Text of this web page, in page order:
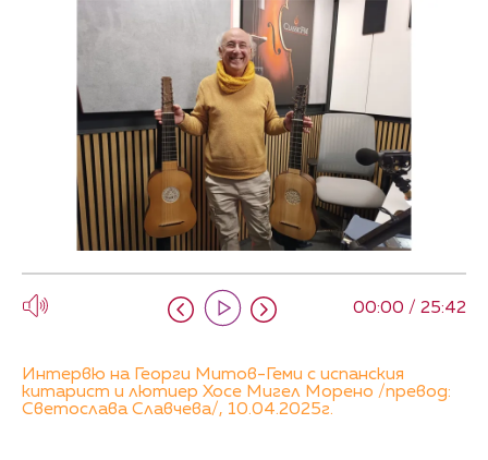
00:00 / 25:42
Интервю на Георги Митов-Геми с испанския
китарист и лютиер Хосе Мигел Морено /превод:
Светослава Славчева/, 10.04.2025г.